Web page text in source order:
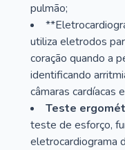
pulmão;
utiliza eletrodos
coração quando a
identificando
câmaras cardíacas
Teste
teste de esforço,
eletrocardiograma